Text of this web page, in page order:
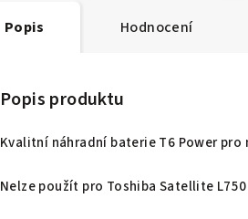
Popis Hodnocení
Popis produktu
Kvalitní náhradní baterie T6 Power
Nelze použít pro Toshiba Satellite